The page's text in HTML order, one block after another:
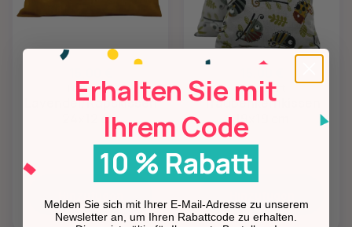
Naturcraft
Lavendel/Rapskissen
24x12 cm
Naturcraft
Traubenkernkissen
19x19 cm
Erhalten Sie mit
Ihrem Code
10 % Rabatt
Melden Sie sich mit Ihrer E-Mail-Adresse zu unserem
Newsletter an, um Ihren Rabattcode zu erhalten.